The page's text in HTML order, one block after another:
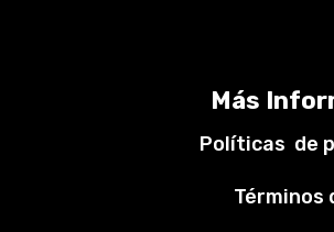
Más
Políticas de
Términos